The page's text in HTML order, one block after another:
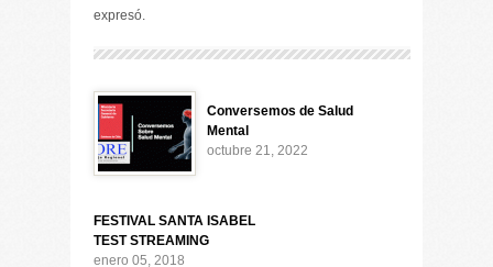
expresó.
Conversemos de Salud
Mental
octubre 21, 2022
FESTIVAL SANTA ISABEL
TEST STREAMING
enero 05, 2018